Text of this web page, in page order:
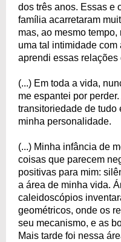
dos três anos. Essas e
família acarretaram
mas, ao mesmo
uma tal intimidade
aprendi essas relações
(...) Em toda a vida,
me espantei por
transitoriedade de tudo
minha personalidade.
(...) Minha infância de
coisas que parecem
positivas para mim:
a área de minha vida.
caleidoscópios
geométricos, onde os
seu mecanismo, e as
Mais tarde foi nessa